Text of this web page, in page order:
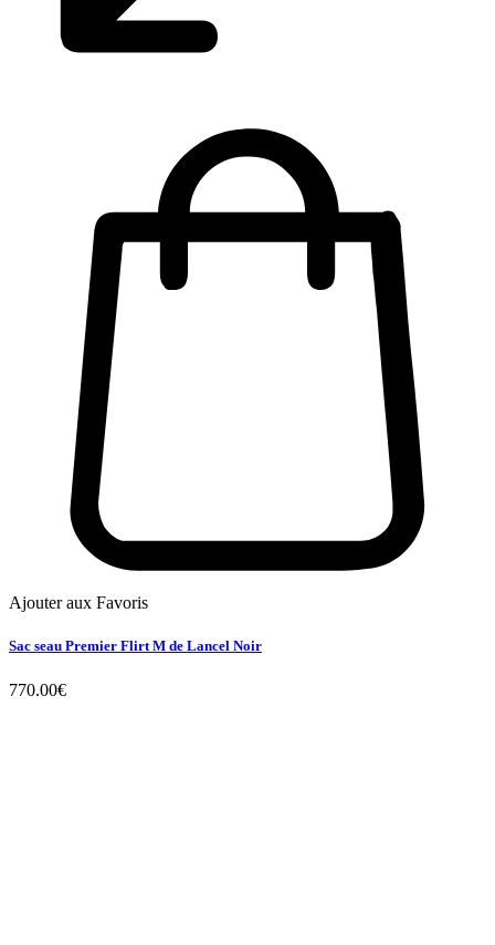
Ajouter aux Favoris
Sac seau Premier Flirt M de Lancel Noir
770.00€